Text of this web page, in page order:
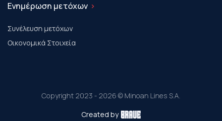
Ενημέρωση μετόχων
Συνέλευση μετόχων
Οικονομικά Στοιχεία
Copyright 2023 - 2026 © Minoan Lines S.A.
Created by